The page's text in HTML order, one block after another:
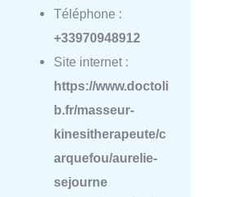
Téléphone :
+33970948912
Site internet :
https://www.doctoli
b.fr/masseur-
kinesitherapeute/c
arquefou/aurelie-
sejourne